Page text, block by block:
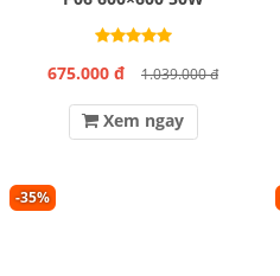
675.000 đ 1.039.000 đ
Xem ngay
-35%